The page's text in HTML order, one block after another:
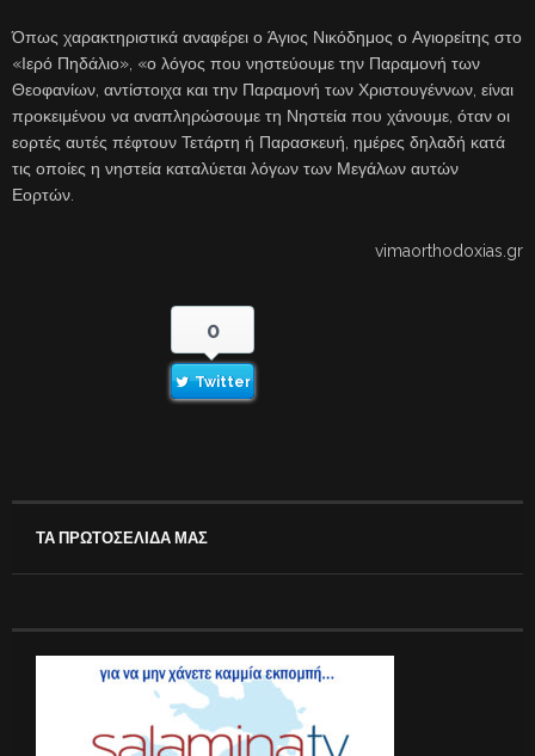
Όπως χαρακτηριστικά αναφέρει ο Άγιος Νικόδημος ο Αγιορείτης στο
«Ιερό Πηδάλιο», «ο λόγος που νηστεύουμε την Παραμονή των
Θεοφανίων, αντίστοιχα και την Παραμονή των Χριστουγέννων, είναι
προκειμένου να αναπληρώσουμε τη Νηστεία που χάνουμε, όταν οι
εορτές αυτές πέφτουν Τετάρτη ή Παρασκευή, ημέρες δηλαδή κατά
τις οποίες η νηστεία καταλύεται λόγων των Μεγάλων αυτών
Εορτών.
vimaorthodoxias.gr
0
Twitter
ΤΑ ΠΡΩΤΟΣΕΛΙΔΑ ΜΑΣ